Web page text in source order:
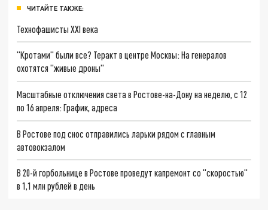
ЧИТАЙТЕ ТАКЖЕ:
Технофашисты XXI века
"Кротами" были все? Теракт в центре Москвы: На генералов
охотятся "живые дроны"
Масштабные отключения света в Ростове-на-Дону на неделю, с 12
по 16 апреля: График, адреса
В Ростове под снос отправились ларьки рядом с главным
автовокзалом
В 20-й горбольнице в Ростове проведут капремонт со "скоростью"
в 1,1 млн рублей в день